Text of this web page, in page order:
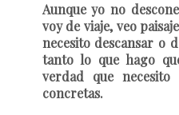
Aunque yo no
voy de viaje, veo
necesito descansar o
tanto lo que hago
verdad que necesito
concretas.